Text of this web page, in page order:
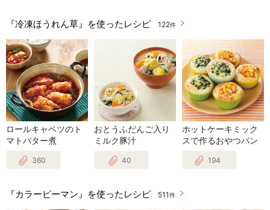
『冷凍ほうれん草』を使ったレシピ 122件
ロールキャベツのト
マトバター煮
360
おとうふだんご入り
ミルク豚汁
40
ホットケーキミック
スで作るおやつパン
194
『カラーピーマン』を使ったレシピ 511 件